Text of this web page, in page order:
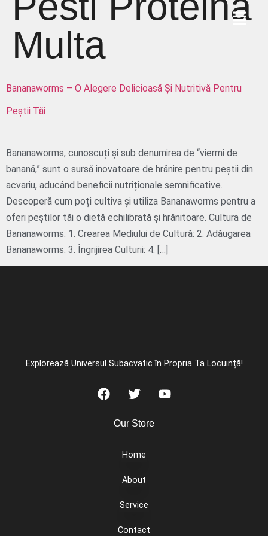
Multa
Bananaworms – O Alegere Delicioasă Și Nutritivă Pentru
Peștii Tăi
Bananaworms, cunoscuți și sub denumirea de “viermi de
banană,” sunt o sursă inovatoare de hrănire pentru peștii din
acvariu, aducând beneficii nutriționale semnificative.
Descoperă cum poți cultiva și utiliza Bananaworms pentru a
oferi peștilor tăi o dietă echilibrată și hrănitoare. Cultura de
Bananaworms: 1. Crearea Mediului de Cultură: 2. Adăugarea
Bananaworms: 3. Îngrijirea Culturii: 4. […]
Explorează Universul Subacvatic în Propria Ta Locuință!
Our Store
Home
About
Service
Contact